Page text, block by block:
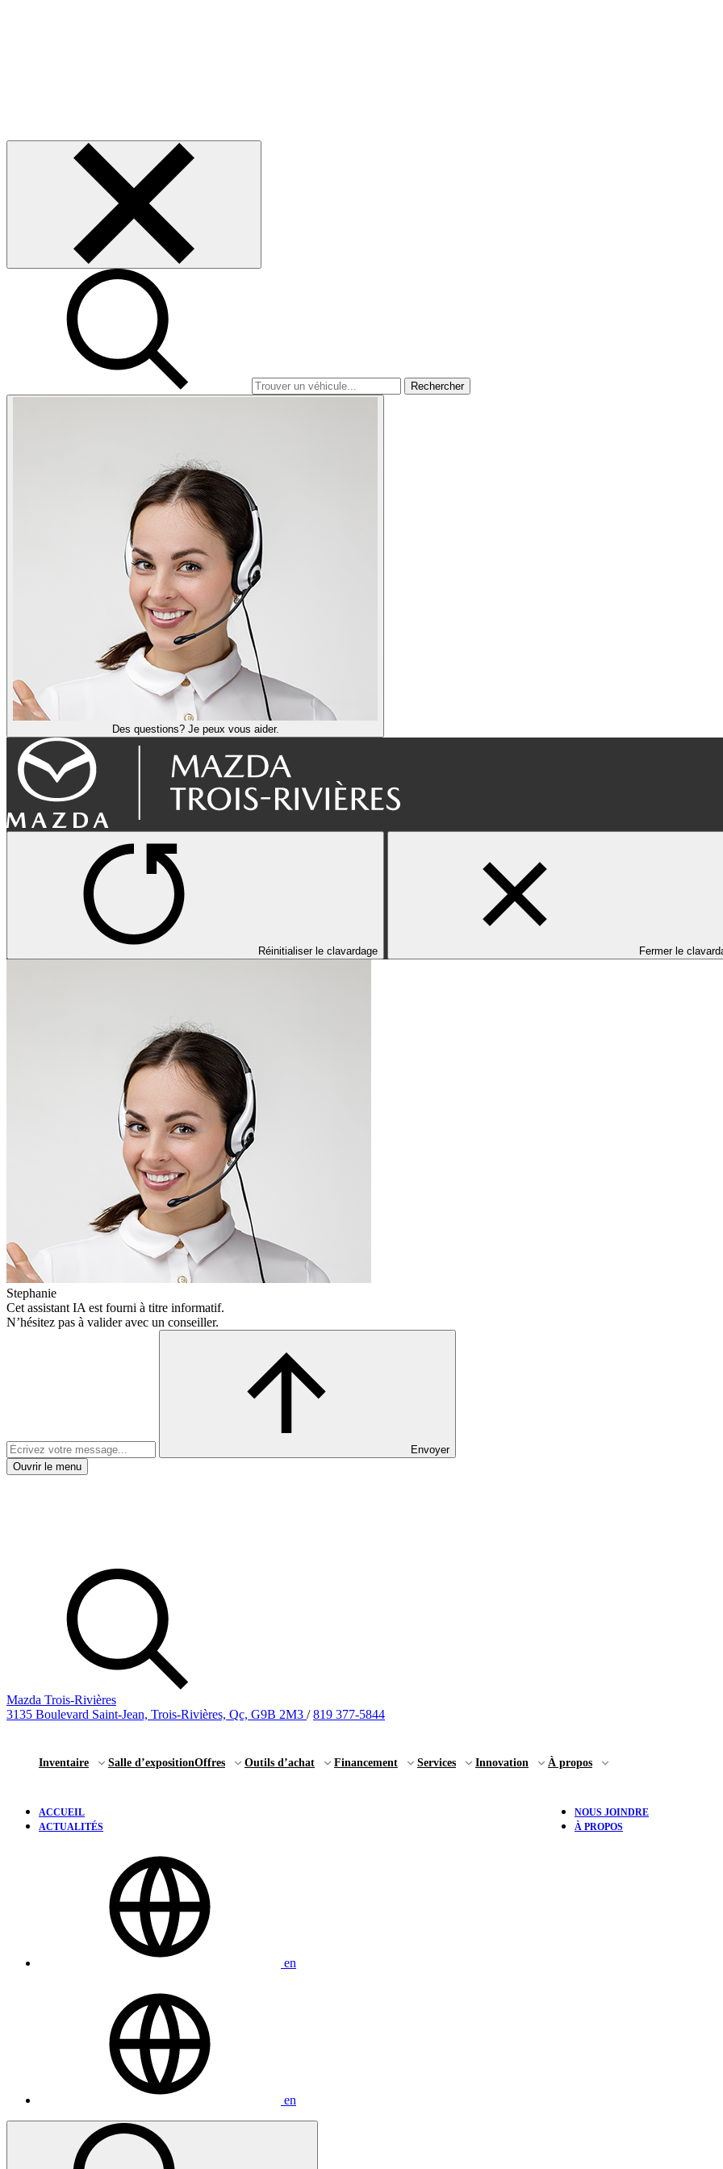
Rechercher
Des questions? Je peux vous aider.
Réinitialiser le clavardage Fermer le
Stephanie
Cet assistant IA est fourni à titre informatif.
N’hésitez pas à valider avec un conseiller.
Envoyer
Ouvrir le menu
Mazda Trois-Rivières
3135 Boulevard Saint-Jean, Trois-Rivières, Qc, G9B 2M3 / 819 377-5844
Inventaire Salle d’expositionOffres Outils d’achat Financement Services Innovation À propos
ACCUEIL
NOUS JOINDRE
ACTUALITÉS
À PROPOS
en
en